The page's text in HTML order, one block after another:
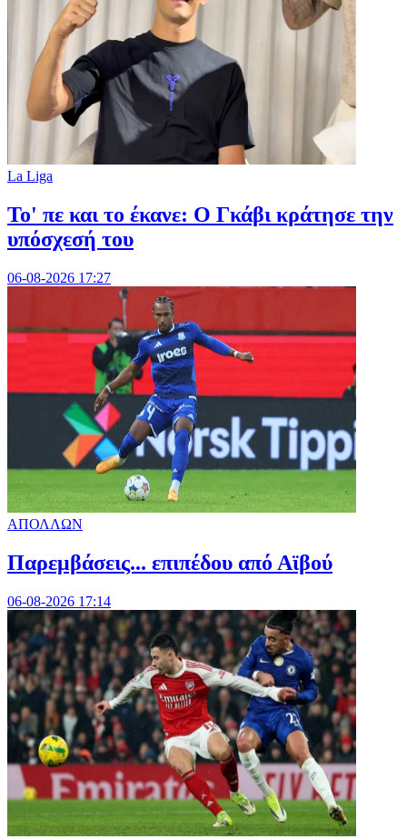
La Liga
Το' πε και το έκανε: Ο Γκάβι κράτησε την
υπόσχεσή του
06-08-2026 17:27
ΑΠΟΛΛΩΝ
Παρεμβάσεις... επιπέδου από Αϊβού
06-08-2026 17:14